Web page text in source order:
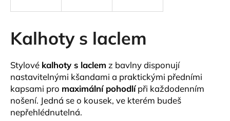
Kalhoty s laclem
Stylové kalhoty s laclem z bavlny disponují
nastavitelnými kšandami a praktickými předními
kapsami pro maximální pohodlípři každodenním
nošení. Jedná se o kousek, ve kterém budeš
nepřehlédnutelná.
D
o
o
r
u
č
u